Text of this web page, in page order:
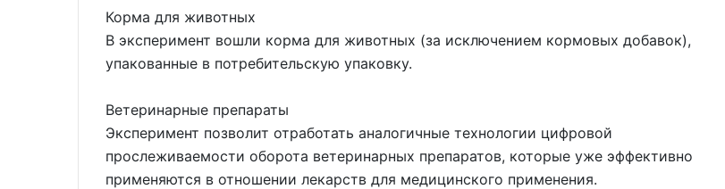
Корма для животных
В эксперимент вошли корма для животных (за исключением кормовых добавок‎),
упакованные ‎в потребительскую упаковку.
Ветеринарные препараты
Эксперимент позволит отработать аналогичные технологии цифровой
прослеживаемости оборота ветеринарных препаратов, которые уже эффективно
применяются в отношении лекарств для медицинского применения.